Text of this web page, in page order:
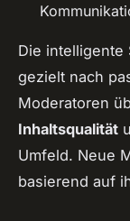
Die intelligente
gezielt nach
Moderatoren
Inhaltsqualität
Umfeld. Neue
basierend auf